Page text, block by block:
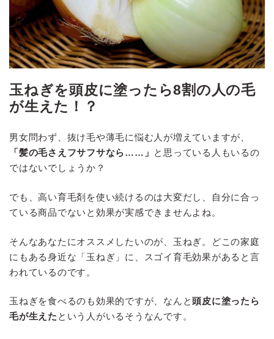
玉ねぎを頭皮に塗ったら8割の人の毛
が生えた！？
男女問わず、抜け毛や薄毛に悩む人が増えていますが、
「髪の毛さえフサフサなら……」 と思っている人もいるの
ではないでしょうか？
でも、高い育毛剤を使い続けるのは大変だし、自分に合っ
ている商品でないと効果が実感できませんよね。
そんなあなたにオススメしたいのが、玉ねぎ。どこの家庭
にもある身近な「玉ねぎ」に、スゴイ育毛効果があると言
われているのです。
玉ねぎを食べるのも効果的ですが、なんと頭皮に塗ったら
毛が生えた という人がいるそうなんです。